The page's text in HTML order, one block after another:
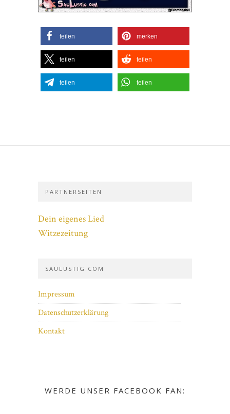
teilen merken
teilen teilen
teilen teilen
PARTNERSEITEN
Dein eigenes Lied
Witzezeitung
SAULUSTIG.COM
Impressum
Datenschutzerklärung
Kontakt
WERDE UNSER FACEBOOK FAN: